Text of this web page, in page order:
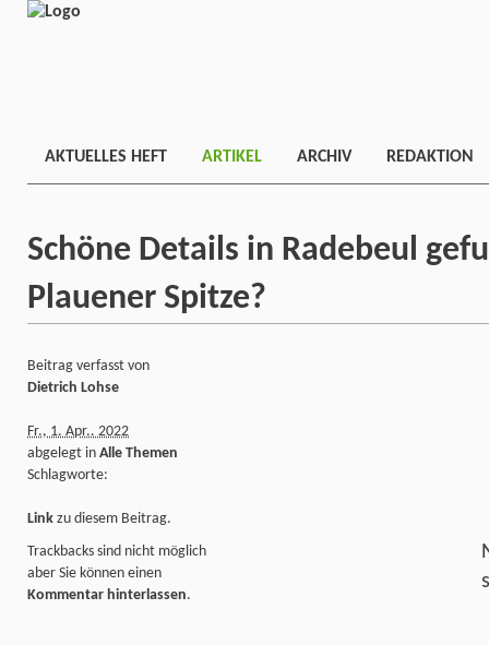
AKTUELLES HEFT ARTIKEL ARCHIV REDAKTION
Schöne Details in Radebeul
Plauener Spitze?
Beitrag verfasst von
Dietrich Lohse
Fr., 1. Apr.. 2022
abgelegt in Alle Themen
Schlagworte:
Link zu diesem Beitrag.
Trackbacks sind nicht möglich
aber Sie können einen
Kommentar hinterlassen.